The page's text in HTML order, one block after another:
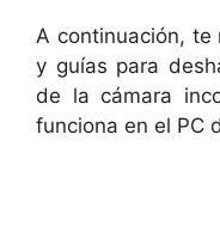
A continuación, te
y guías para
de la cámara
funciona en el PC